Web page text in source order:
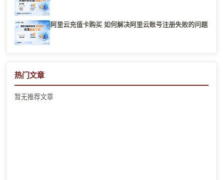
阿里云充值卡购买 如何解决阿里云账号注册失败的问题
热门文章
暂无推荐文章